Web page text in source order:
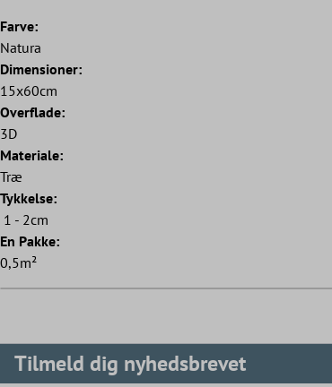
Farve:
Natura
Dimensioner:
15x60cm
Overflade:
3D
Materiale:
Træ
Tykkelse:
1 - 2cm
En Pakke:
0,5m²
Tilmeld dig nyhedsbrevet